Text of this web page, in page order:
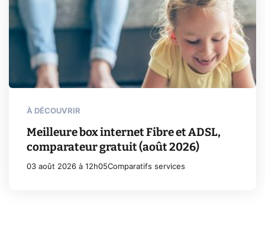
À DÉCOUVRIR
Meilleure box internet Fibre et ADSL,
comparateur gratuit (août 2026)
03 août 2026 à 12h05Comparatifs services